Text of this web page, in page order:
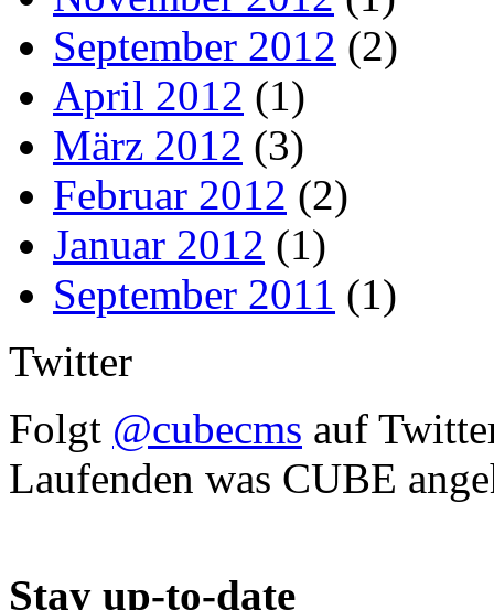
September 2012 (2)
April 2012 (1)
März 2012 (3)
Februar 2012 (2)
Januar 2012 (1)
September 2011 (1)
Twitter
Folgt @cubecms auf
Laufenden was CUBE
Stay up-to-date